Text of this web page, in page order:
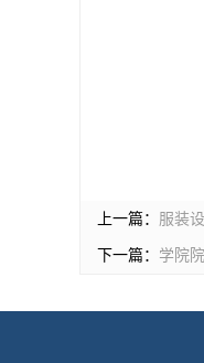
上一篇： 服装
下一篇： 学院